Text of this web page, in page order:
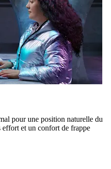
pour une position naturelle du
et un confort de frappe